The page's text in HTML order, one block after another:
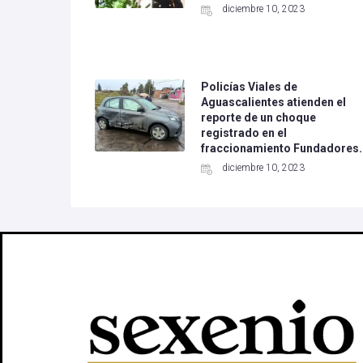
diciembre 10, 2023
Policías Viales de
Aguascalientes atienden el
reporte de un choque
registrado en el
fraccionamiento Fundadores.
diciembre 10, 2023